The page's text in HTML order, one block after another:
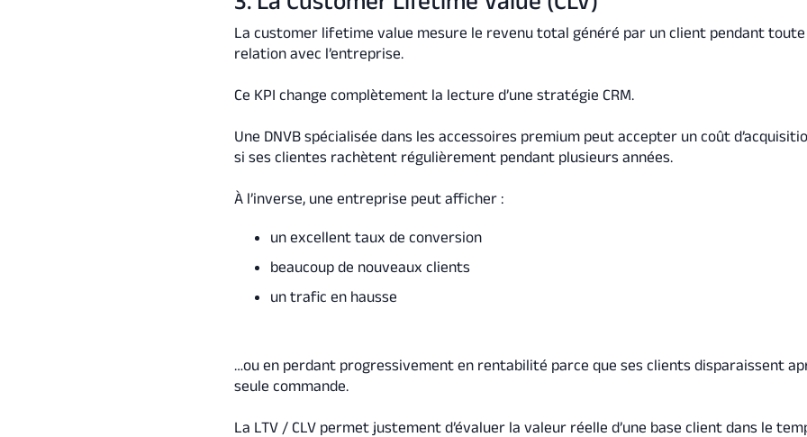
La customer lifetime value mesure le revenu total généré par un client pendant toute
relation avec l’entreprise.
Ce KPI change complètement la lecture d’une stratégie CRM.
Une DNVB spécialisée dans les accessoires premium peut accepter un coût
si ses clientes rachètent régulièrement pendant plusieurs années.
À l’inverse, une entreprise peut afficher :
un excellent taux de conversion
beaucoup de nouveaux clients
un trafic en hausse
…ou en perdant progressivement en rentabilité parce que ses clients disparaissent
seule commande.
La LTV / CLV permet justement d’évaluer la valeur réelle d’une base client dans le